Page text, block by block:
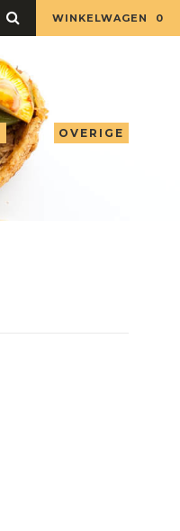
WINKELWAGEN 0
OVERIGE